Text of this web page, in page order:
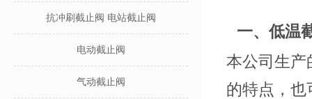
抗冲刷截止阀 电站截止阀
电动截止阀
气动截止阀
一、低温
本公司生产
的特点，也